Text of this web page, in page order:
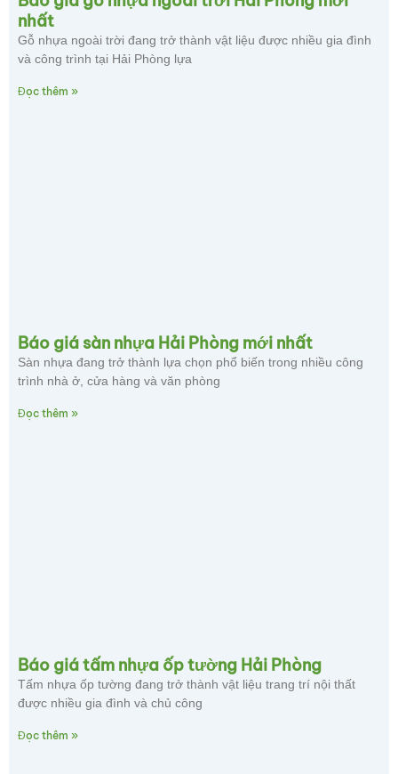
nhất
Gỗ nhựa ngoài trời đang trở thành vật liệu được nhiều gia đình
và công trình tại Hải Phòng lựa
Đọc thêm »
Báo giá sàn nhựa Hải Phòng mới nhất
Sàn nhựa đang trở thành lựa chọn phổ biến trong nhiều công
trình nhà ở, cửa hàng và văn phòng
Đọc thêm »
Báo giá tấm nhựa ốp tường Hải Phòng
Tấm nhựa ốp tường đang trở thành vật liệu trang trí nội thất
được nhiều gia đình và chủ công
Đọc thêm »